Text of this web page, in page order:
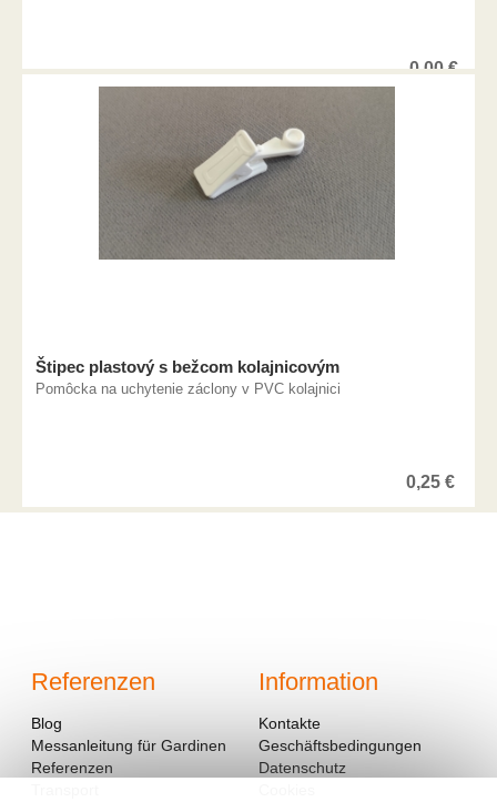
0,00€
Štipec plastový s bežcom kolajnicovým
Pomôcka na uchytenie záclony v PVC kolajnici
0,25 €
Referenzen
Blog
Messanleitung für Gardinen
Referenzen
Information
Kontakte
Geschäftsbedingungen
Datenschutz